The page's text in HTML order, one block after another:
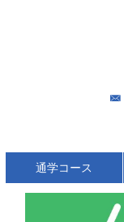
通学コース